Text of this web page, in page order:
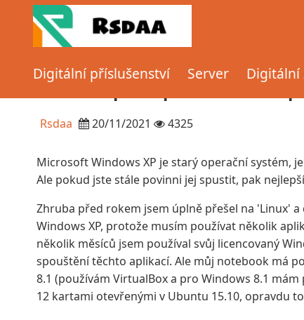
Digitální příslušenství Server Digitální
(VirtualBox 5)
Povolení přístupu k internetu
Rsdaa 20/11/2021 4325
Microsoft Windows XP je starý operační systém,
Ale pokud jste stále povinni jej spustit, pak
Zhruba před rokem jsem úplně přešel na 'Linux'
Windows XP, protože musím používat několik
několik měsíců jsem používal svůj licencovaný
spouštění těchto aplikací. Ale můj notebook má
8.1 (používám VirtualBox a pro Windows 8.1
12 kartami otevřenými v Ubuntu 15.10, opravdu